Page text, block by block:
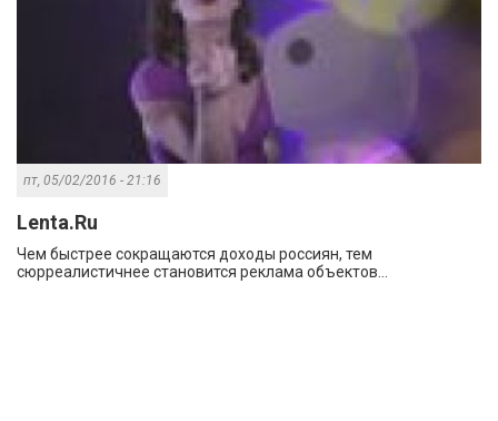
пт, 05/02/2016 - 21:16
Lenta.Ru
Чем быстрее сокращаются доходы россиян, тем
сюрреалистичнее становится реклама объектов...